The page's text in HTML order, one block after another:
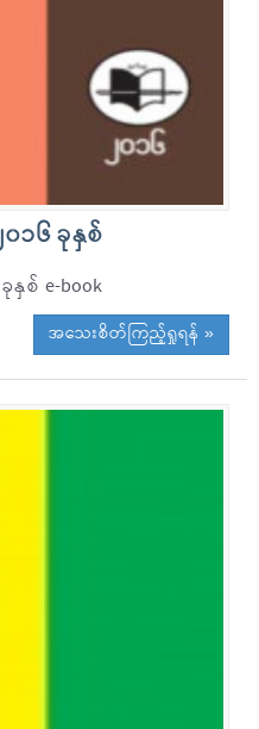
၀၁၆ ခုနှစ်
နှစ် e-book
အသေးစိတ်ကြည့်ရှုရန် »